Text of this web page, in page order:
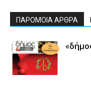
ΠΑΡΟΜΟΙΑ ΑΡΘΡΑ